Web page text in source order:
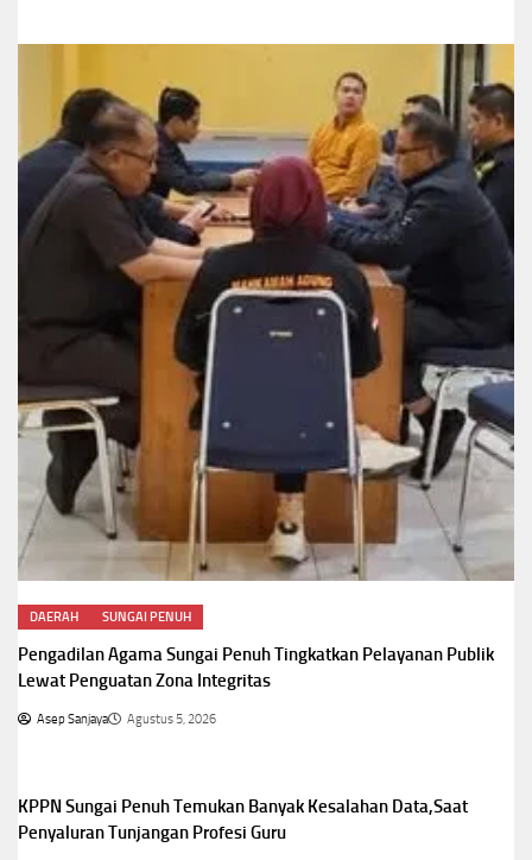
DAERAH SUNGAI PENUH
Pengadilan Agama Sungai Penuh Tingkatkan Pelayanan Publik
Lewat Penguatan Zona Integritas
Asep Sanjaya Agustus 5, 2026
KPPN Sungai Penuh Temukan Banyak Kesalahan Data,Saat
Penyaluran Tunjangan Profesi Guru